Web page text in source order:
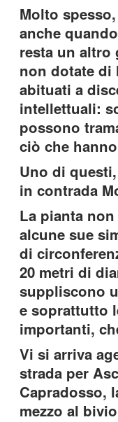
Molto
anche
resta un altro
non dotate di
abituati a
intellettuali:
possono
ciò che
Uno di
in contrada
La pianta
alcune sue
di
20 metri di
suppliscono
e soprattutto
importanti,
Vi si arriva
strada per
Capradosso,
mezzo al